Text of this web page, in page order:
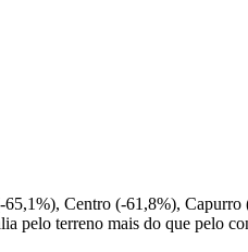
Centro (-61,8%),
pelo terreno mais do que pelo